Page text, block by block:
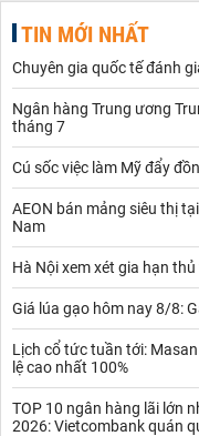
TIN MỚI NHẤT
Chuyên gia quốc tế đánh
Ngân hàng Trung ương
tháng 7
Cú sốc việc làm Mỹ đẩy
AEON bán mảng siêu thị
Nam
Hà Nội xem xét gia hạn
Giá lúa gạo hôm nay 8/8:
Lịch cổ tức tuần tới:
lệ cao nhất 100%
TOP 10 ngân hàng lãi lớn
2026: Vietcombank quán